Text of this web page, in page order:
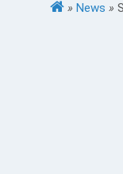
» News »